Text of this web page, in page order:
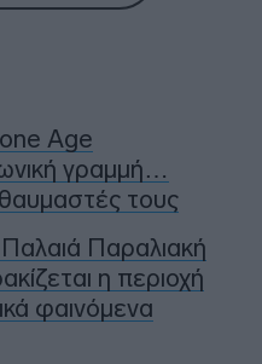
Age
γραμμή…
τους
Παραλιακή
η περιοχή
φαινόμενα